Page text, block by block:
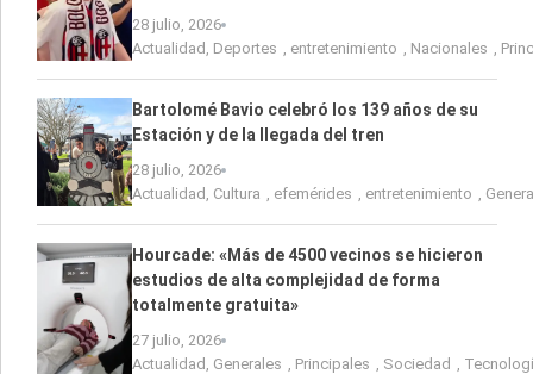
28 julio, 2026
Actualidad Deportes entretenimiento Nacionales
Bartolomé Bavio celebró los 139 años de su
Estación y de la llegada del tren
28 julio, 2026
Actualidad Cultura efemérides entretenimiento
Hourcade: «Más de 4500 vecinos se hicieron
estudios de alta complejidad de forma
totalmente gratuita»
27 julio, 2026
Actualidad Generales Principales Sociedad